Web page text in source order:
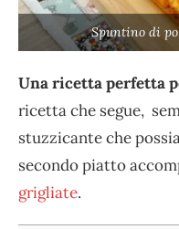
Spuntino di
Una ricetta perfetta
ricetta che segue,
stuzzicante che
secondo piatto
grigliate.